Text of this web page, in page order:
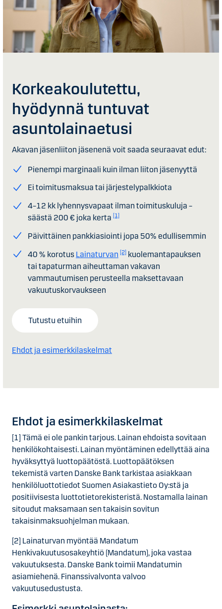
Korkea­koulutettu,
hyödynnä tuntuvat
asuntolainaetusi
Akavan jäsenliiton jäsenenä voit saada seuraavat edut:
Pienempi marginaali kuin ilman liiton jäsenyyttä
Ei toimitusmaksua tai järjestelypalkkiota
4–12 kk lyhennysvapaat ilman toimituskuluja –
säästä 200 € joka kerta [1]
Päivittäinen pankkiasiointi jopa 50% edullisemmin
40 % korotus Lainaturvan [2] kuolemantapauksen
tai tapaturman aiheuttaman vakavan
vammautumisen perusteella maksettavaan
vakuutuskorvaukseen
Tutustu etuihin
Ehdot ja esimerkkilaskelmat
Ehdot ja esimerkkilaskelmat
[1] Tämä ei ole pankin tarjous. Lainan ehdoista sovitaan
henkilökohtaisesti. Lainan myöntäminen edellyttää aina
hyväksyttyä luottopäätöstä. Luottopäätöksen
tekemistä varten Danske Bank tarkistaa asiakkaan
henkilöluottotiedot Suomen Asiakastieto Oy:stä ja
positiivisesta luottotietorekisteristä. Nostamalla lainan
sitoudut maksamaan sen takaisin sovitun
takaisinmaksuohjelman mukaan.
[2] Lainaturvan myöntää Mandatum
Henkivakuutusosakeyhtiö (Mandatum), joka vastaa
vakuutuksesta. Danske Bank toimii Mandatumin
asiamiehenä. Finanssivalvonta valvoo
vakuutusedustusta.